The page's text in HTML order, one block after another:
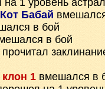
1 уровень
Кот Бабай
в бой
в бой
прочитал
1 вмешался в